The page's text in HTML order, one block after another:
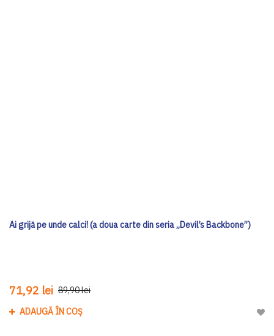
Ai grijă pe unde calci! (a doua carte din seria „Devil’s Backbone”)
71,92 lei 89,90 lei
ADAUGĂ ÎN COȘ